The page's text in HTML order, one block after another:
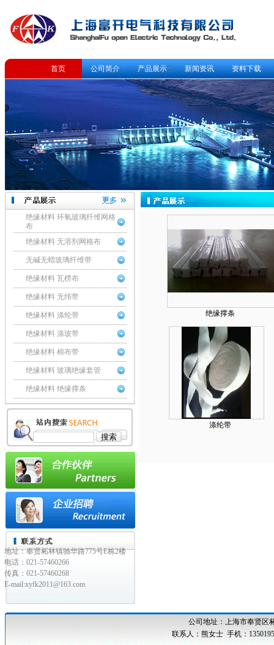
首页 公司简介 产品展示 新闻资讯 资料下载
绝缘材料 环氧玻璃纤维网格
布
绝缘材料 无溶剂网格布
无碱无蜡玻璃纤维带
绝缘材料 瓦楞布
绝缘材料 无纬带
绝缘材料 涤纶带
绝缘材料 涤玻带
绝缘材料 棉布带
绝缘材料 玻璃绝缘套管
绝缘材料 绝缘撑条
地址：奉贤柘林镇驰华路775号E栋2楼
电话：021-57460266
传真：021-57460268
E-mail:xyfk2011@163.com
绝缘撑条
涤纶带
公司地址： 上海市奉贤区
联系人：熊女士 手机：